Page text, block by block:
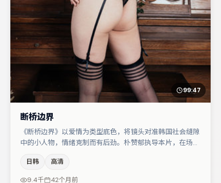
99:47
断桥边界
《断桥边界》以爱情为类型底色，将镜头对准韩国社会缝隙
中的小人物，情绪克制而有后劲。朴赞郁执导本片，在场面
演阵容包括周冬雨、段奕宏、弗洛伦丝·皮尤等，角色动机
前后呼应，适合喜欢抠台词与伏笔的观众。节奏紧凑、反转
日韩 高清
9.4千 42个月前